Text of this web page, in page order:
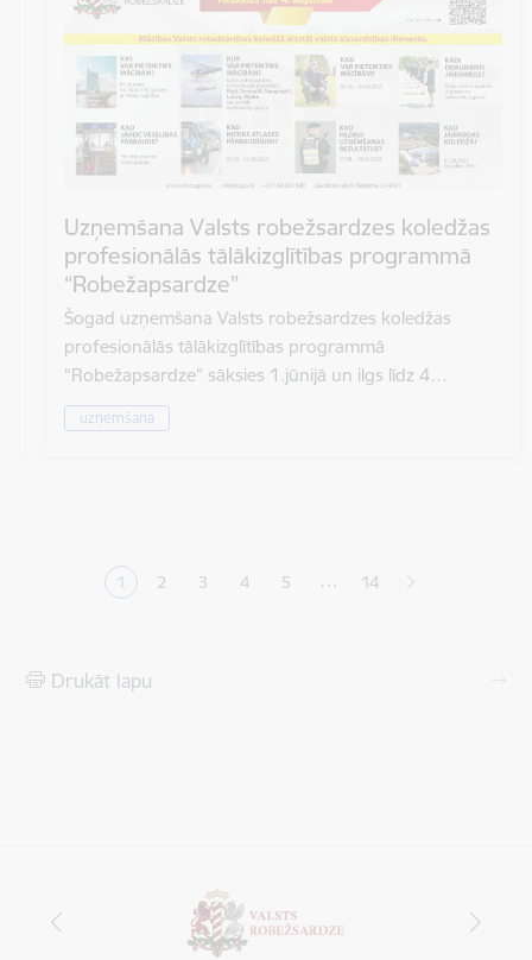
Uzņemšana Valsts robežsardzes koledžas
profesionālās tālākizglītības programmā
“Robežapsardze”
Šogad uzņemšana Valsts robežsardzes koledžas
profesionālās tālākizglītības programmā
“Robežapsardze” sāksies 1.jūnijā un ilgs līdz 4…
uzņemšana
Pašreizējā lapa
1 Lapa
2 Lapa
3 Lapa
4 Lapa
5 … 14
Drukāt lapu